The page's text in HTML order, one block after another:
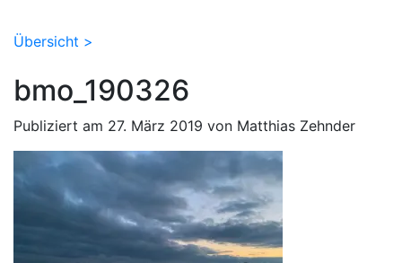
Übersicht >
bmo_190326
Publiziert am 27. März 2019 von Matthias Zehnder